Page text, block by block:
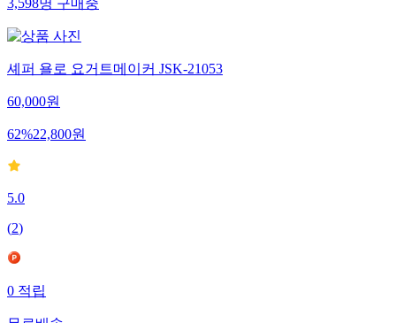
3,598명구매중
셰퍼 욜로 요거트메이커 JSK-21053
60,000원
62%22,800원
5.0
(2)
0적립